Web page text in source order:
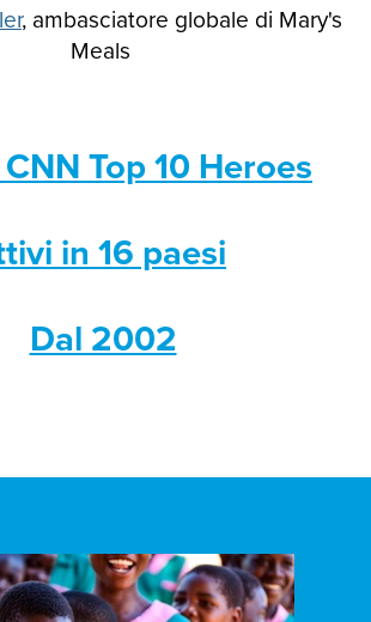
, ambasciatore globale di Mary's
Meals
Top 10 Heroes
in 16 paesi
Dal 2002